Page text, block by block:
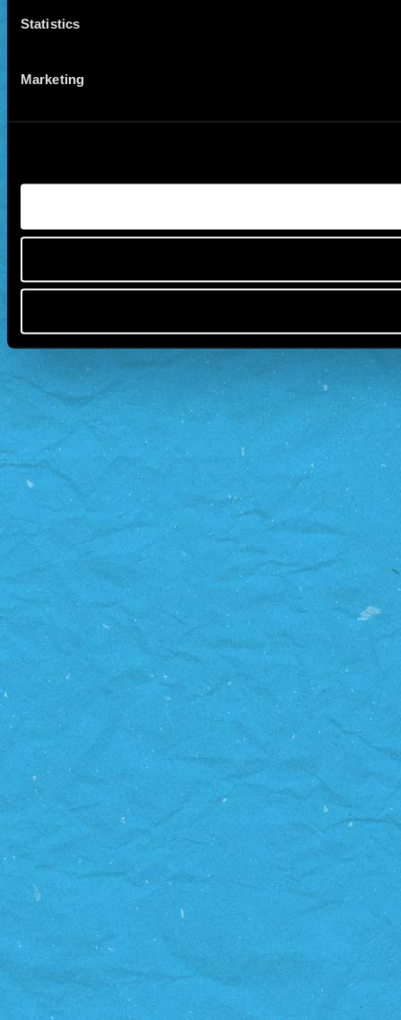
Statistics
Marketing